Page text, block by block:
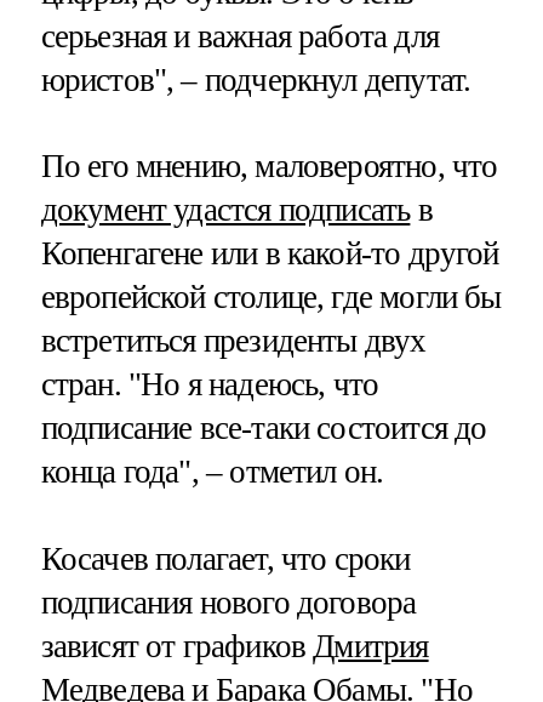
серьезная и важная работа для
юристов", – подчеркнул депутат.
По его мнению, маловероятно, что
документ удастся подписатьв
Копенгагене или в какой-то другой
европейской столице, где могли бы
встретиться президенты двух
стран. "Но я надеюсь, что
подписание все-таки состоится до
конца года", – отметил он.
Косачев полагает, что сроки
подписания нового договора
зависят от графиков Дмитрия
Медведева и Барака Обамы. "Но